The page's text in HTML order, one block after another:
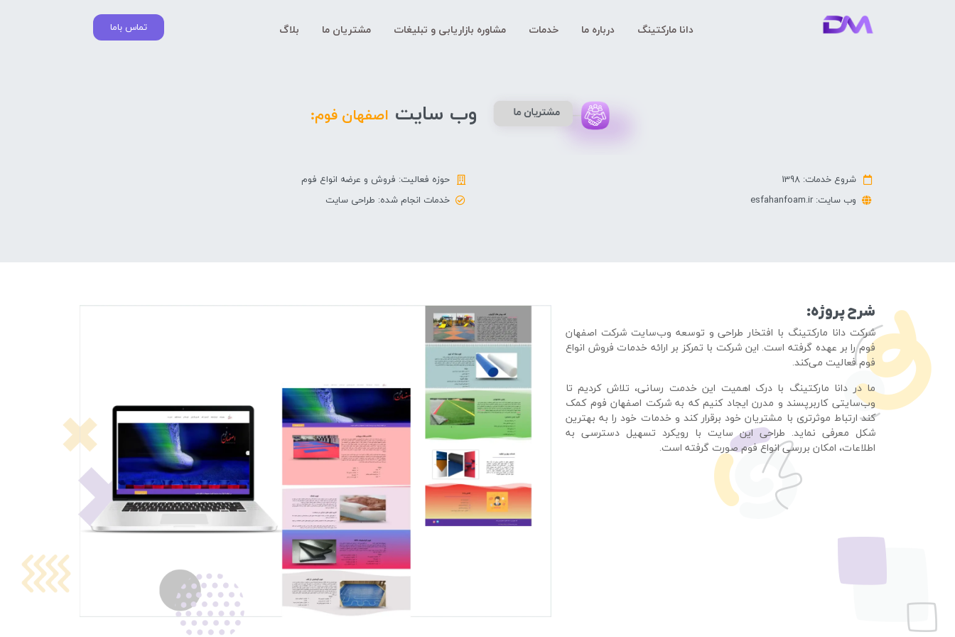
دانا مارکتینگ درباره ما خدمات مشاوره بازاریابی و تبلیغات مشتریان ما بلاگ تماس باما
وب سایت اصفهان فوم:
شروع خدمات: 1398
وب سایت: esfahanfoam.ir
حوزه فعالیت: فروش و عرضه انواع فوم
خدمات انجام شده: طراحی سایت
شرح پروژه:
شرکت دانا مارکتینگ با افتخار طراحی و توسعه وب‌سایت شرکت اصفهان
فوم را بر عهده گرفته است. این شرکت با تمرکز بر ارائه خدمات فروش انواع
فوم فعالیت می‌کند.
ما در دانا مارکتینگ با درک اهمیت این خدمت رسانی، تلاش کردیم تا
وب‌سایتی کاربرپسند و مدرن ایجاد کنیم که به شرکت اصفهان فوم کمک
کند ارتباط موثرتری با مشتریان خود برقرار کند و خدمات خود را به بهترین
شکل معرفی نماید. طراحی این سایت با رویکرد تسهیل دسترسی به
اطلاعات، امکان بررسی انواع فوم صورت گرفته است.